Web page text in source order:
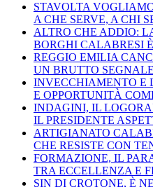
STAVOLTA
A CHE SERVE, A CHI
ALTRO CHE ADDIO:
BORGHI CALABRESI
REGGIO EMILIA
UN BRUTTO
INVECCHIAMENTO E
E OPPORTUNITÀ
INDAGINI, IL
IL PRESIDENTE
ARTIGIANATO
CHE RESISTE CON
FORMAZIONE, IL
TRA ECCELLENZA E
SIN DI CROTONE, È